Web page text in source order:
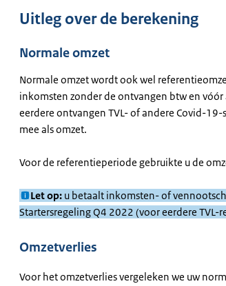
Uitleg over de berekening
Normale omzet
Normale omzet wordt ook wel
inkomsten zonder de ontvangen btw en
eerdere ontvangen TVL- of andere Covid-19-
mee als omzet.
Voor de referentieperiode gebruikte u de
Let op: u betaalt inkomsten- of
Startersregeling Q4 2022 (voor eerdere
Omzetverlies
Voor het omzetverlies vergeleken we uw